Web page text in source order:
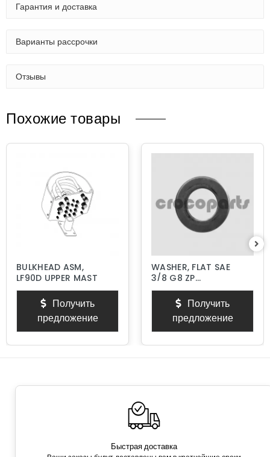
Гарантия и доставка
Варианты рассрочки
Отзывы
Похожие товары
BULKHEAD ASM,
LF90D UPPER MAST
Получить
предложение
WASHER, FLAT SAE
3/8 G8 ZP
HARDENED
Получить
предложение
Быстрая доставка